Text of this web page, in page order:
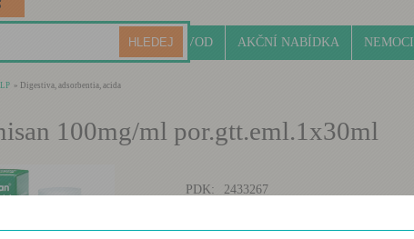
ÚVOD AKČNÍ NABÍDKA NEMOCI
» Digestiva, adsorbentia, acida
100mg/ml por.gtt.eml.1x30ml
PDK:
2433267